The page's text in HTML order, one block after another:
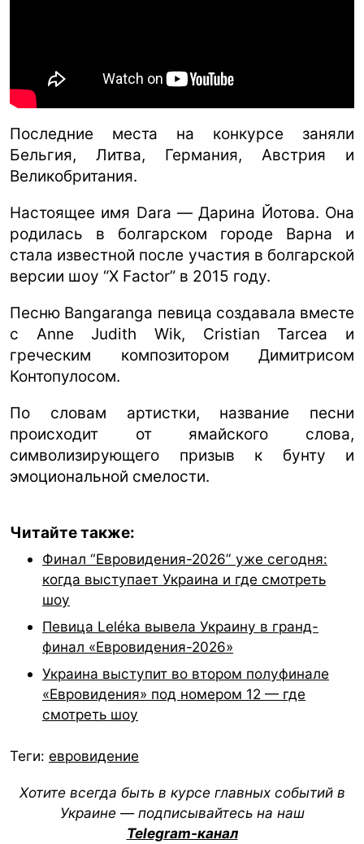
Последние места на конкурсе заняли
Бельгия, Литва, Германия, Австрия и
Великобритания.
Настоящее имя Dara — Дарина Йотова. Она
родилась в болгарском городе Варна и
стала известной после участия в болгарской
версии шоу “X Factor” в 2015 году.
Песню Bangaranga певица создавала вместе
с Anne Judith Wik, Cristian Tarcea и
греческим композитором Димитрисом
Контопулосом.
По словам артистки, название песни
происходит от ямайского слова,
символизирующего призыв к бунту и
эмоциональной смелости.
Читайте также:
Финал “Евровидения-2026” уже сегодня:
когда выступает Украина и где смотреть
шоу
Певица Leléka вывела Украину в гранд-
финал «Евровидения-2026»
Украина выступит во втором полуфинале
«Евровидения» под номером 12 — где
смотреть шоу
Теги: евровидение
Хотите всегда быть в курсе главных событий в
Украине — подписывайтесь на наш
Telegram-канал